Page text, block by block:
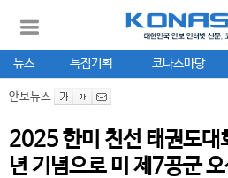
뉴스 특집기획 코나스마당
안보뉴스
2025 한미 친선 태권도
년 기념으로 미 제7공군